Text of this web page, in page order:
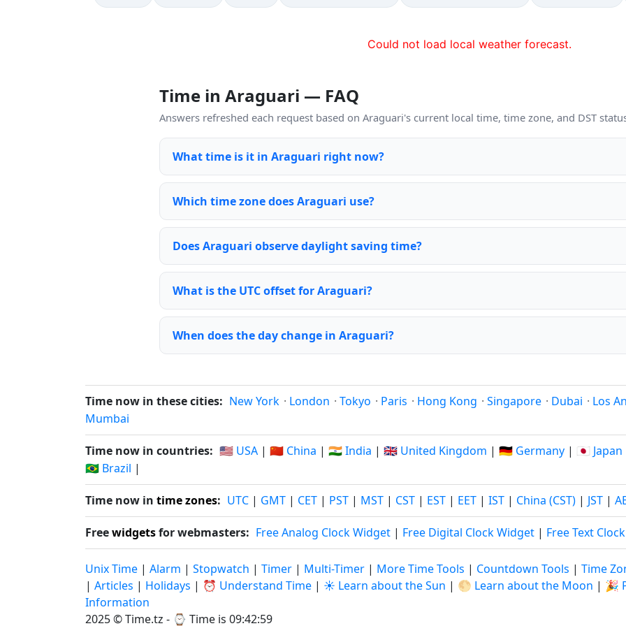
Could not load local weather forecast.
Time in Araguari — FAQ
Answers refreshed each request based on Araguari's current local time, time zone, and DST
What time is it in Araguari right now?
Which time zone does Araguari use?
Does Araguari observe daylight saving time?
What is the UTC offset for Araguari?
When does the day change in Araguari?
Time now in these cities: New York · London · Tokyo · Paris · Hong Kong · Singapore · Dubai · Los
Mumbai
Time now in countries: 🇺🇸 USA | 🇨🇳 China | 🇮🇳 India | 🇬🇧 United Kingdom | 🇩🇪 Germany | 🇯🇵 Japan
🇧🇷 Brazil |
Time now in time zones: UTC | GMT | CET | PST | MST | CST | EST | EET | IST | China (CST) | JST |
Freewidgetsfor webmasters: Free Analog Clock Widget | Free Digital Clock Widget | Free Text
Unix Time | Alarm | Stopwatch | Timer | Multi-Timer | More Time Tools | Countdown Tools | Time
| Articles | Holidays | ⏰ Understand Time | ☀️ Learn about the Sun | 🌕 Learn about the Moon | 🎉
Information
2025 © Time.tz - ⌚ Time is 09:43:00